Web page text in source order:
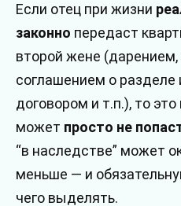
Если отец при жизни
законно передаст
второй жене
соглашением о
договором и т.п.), то
может просто не
“в наследстве” может
меньше — и
чего выделять.